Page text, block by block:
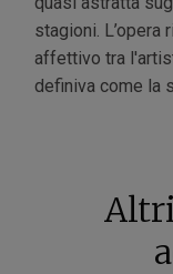
stagioni.
affettivo tra
definiva come la